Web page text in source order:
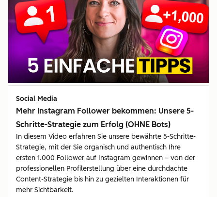
Social Media
Mehr Instagram Follower bekommen: Unsere 5-
Schritte-Strategie zum Erfolg (OHNE Bots)
In diesem Video erfahren Sie unsere bewährte 5-Schritte-
Strategie, mit der Sie organisch und authentisch Ihre
ersten 1.000 Follower auf Instagram gewinnen – von der
professionellen Profilerstellung über eine durchdachte
Content-Strategie bis hin zu gezielten Interaktionen für
mehr Sichtbarkeit.